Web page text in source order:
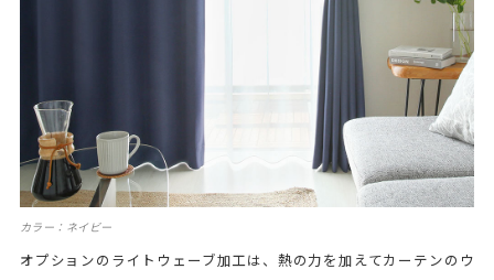
カラー：ネイビー
オプションのライトウェーブ加工は、熱の力を加えてカーテンのウ